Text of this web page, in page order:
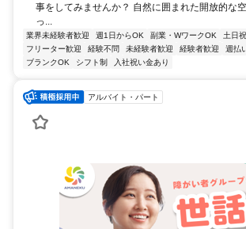
事をしてみませんか？ 自然に囲まれた開放的な
っ...
業界未経験者歓迎 週1日からOK 副業・WワークOK
土日
フリーター歓迎
経験不問 未経験者歓迎 経験者歓迎 週払
ブランクOK
シフト制 入社祝い金あり
アルバイト・パート